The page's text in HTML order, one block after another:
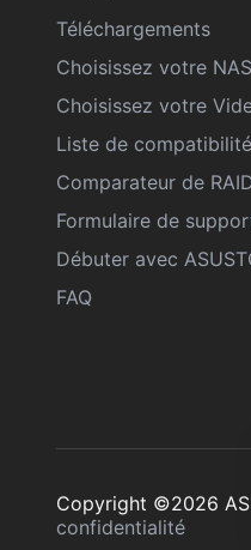
Téléchargements
Choisissez votre NAS
Choisissez votre
Liste de compatibilité
Comparateur de
Formulaire de
Débuter avec
FAQ
Copyright ©2026
confidentialité